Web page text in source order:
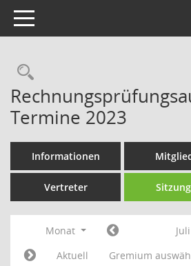
Toggle navigation
Rechercheauswahl
Termine 2023
Informationen
Vertreter
Monat Juli
Aktuell
Gremium